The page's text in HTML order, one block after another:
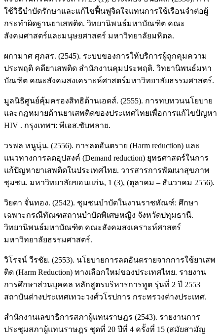
ใช้วิธีบำบัดรักษาและแก้ไขฟื้นฟูจิตใจแทนการใช้เรือนจำต่อผู้
กระทำผิดฐานยาเสพติด. วิทยานิพนธ์มหาบัณฑิต คณะ
สังคมศาสตร์และมนุษยศาสตร์ มหาวิทยาลัยมหิดล.
ผกามาศ ศุภสร. (2545). ระบบของการให้บริการผู้ถูกคุมความ
ประพฤติ คดียาเสพติด สำนักงานคุมประพฤติ. วิทยานิพนธ์มหา
บัณฑิต คณะสังคมสงเคราะห์ศาสตร์มหาวิทยาลัยธรรมศาสตร์.
มูลนิธิศูนย์คุ้มครองสิทธิด้านเอดส์. (2555). การทบทวนนโยบาย
และกฎหมายด้านยาเสพติดของประเทศไทยเพื่อการแก้ไขปัญหา
HIV . กรุงเทพฯ: พีเอส.ซับพลาย.
วรพล หนูนุ่น. (2556). การลดอันตราย (Harm reduction) และ
แนวทางการลดอุปสงค์ (Demand reduction) ยุทธศาสตร์ในการ
แก้ปัญหายาเสพติดในประเทศไทย. วารสารการพัฒนาสุขภาพ
ชุมชน. มหาวิทยาลัยขอนแก่น, 1 (3), (ตุลาคม – ธันวาคม 2556).
วิยดา จั่นทอง. (2542). ชุมชนบำบัดในงานราชทัณฑ์: ศึกษา
เฉพาะกรณีทัณฑสถานบำบัดพิเศษหญิง จังหวัดปทุมธานี.
วิทยานิพนธ์มหาบัณฑิต คณะสังคมสงเคราะห์ศาสตร์
มหาวิทยาลัยธรรมศาสตร์.
วิโรจน์ วีรชัย. (2553). นโยบายการลดอันตรายจากการใช้ยาเสพ
ติด (Harm Reduction) ทางเลือกใหม่ของประเทศไทย. รายงาน
การศึกษาส่วนบุคคล หลักสูตรบริหารการทูต รุ่นที่ 2 ปี 2553
สถาบันต่างประเทศเทวะวงศ์วโรปการ กระทรวงต่างประเทศ.
สำนักงานเลขาธิการสภาผู้แทนราษฎร (2543). รายงานการ
ประชุมสภาผู้แทนราษฎร ชุดที่ 20 ปีที่ 4 ครั้งที่ 15 (สมัยสามัญ